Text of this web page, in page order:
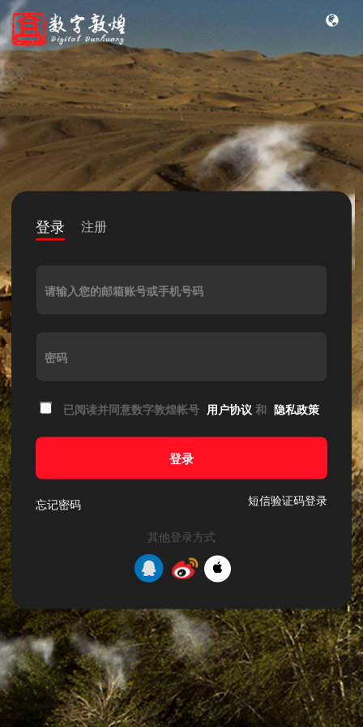
登录 注册
请输入您的邮箱账号或手机号码
密码
已阅读并同意数字敦煌帐号 用户协议 和 隐私政策
登录
忘记密码 短信验证码登录
其他登录方式